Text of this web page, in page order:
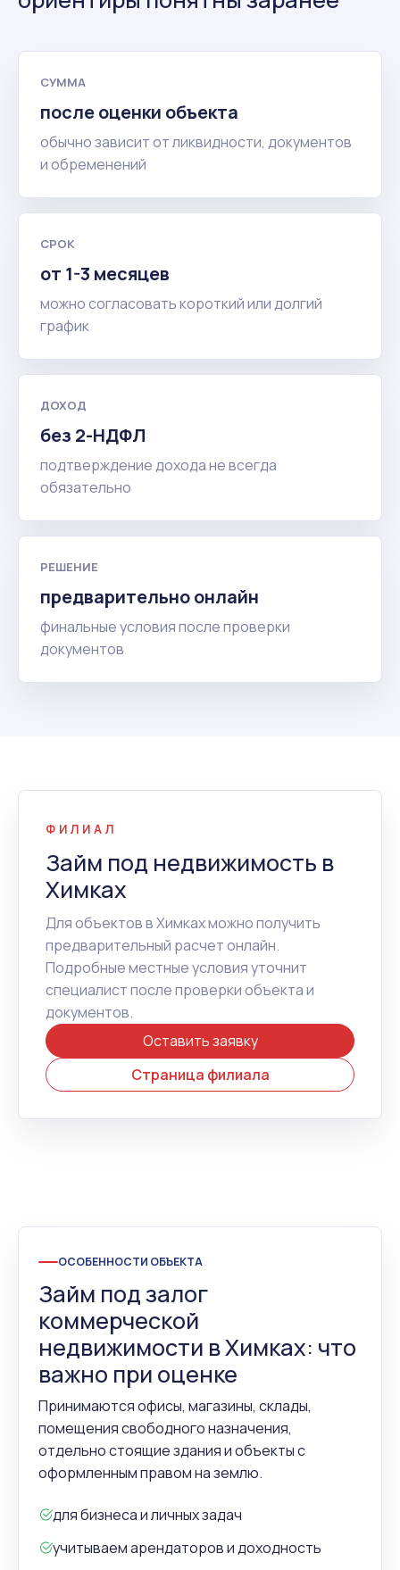
СУММА
после оценки объекта
обычно зависит от ликвидности, документов
и обременений
СРОК
от 1-3 месяцев
можно согласовать короткий или долгий
график
ДОХОД
без 2-НДФЛ
подтверждение дохода не всегда
обязательно
РЕШЕНИЕ
предварительно онлайн
финальные условия после проверки
документов
ФИЛИАЛ
Займ под недвижимость в
Химках
Для объектов в Химках можно получить
предварительный расчет онлайн.
Подробные местные условия уточнит
специалист после проверки объекта и
документов.
Оставить заявку
Страница филиала
ОСОБЕННОСТИ ОБЪЕКТА
Займ под залог
коммерческой
недвижимости в Химках: что
важно при оценке
Принимаются офисы, магазины, склады,
помещения свободного назначения,
отдельно стоящие здания и объекты с
оформленным правом на землю.
для бизнеса и личных задач
учитываем арендаторов и доходность